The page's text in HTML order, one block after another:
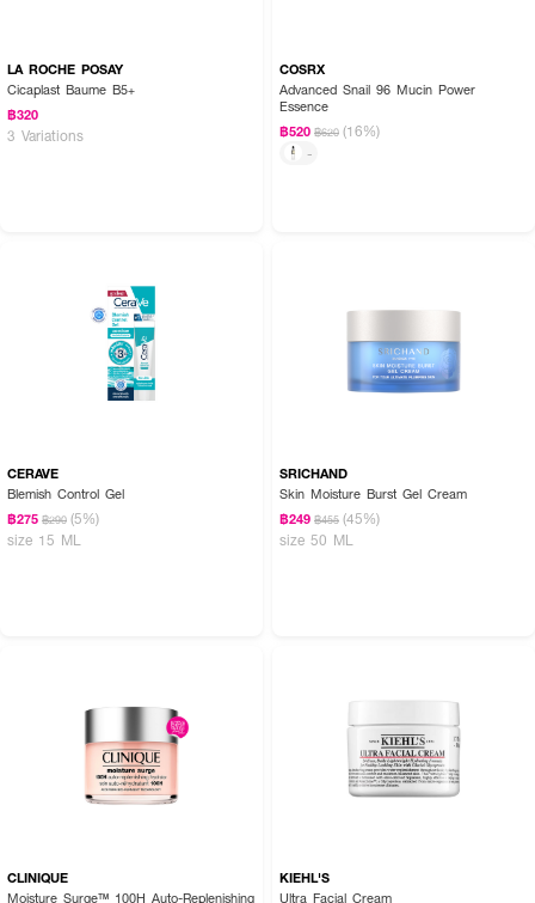
LA ROCHE POSAY
Cicaplast Baume B5+
฿320
3 Variations
COSRX
Advanced Snail 96 Mucin Power
Essence
฿520 ฿620 (16%)
-
CERAVE
Blemish Control Gel
฿275 ฿290 (5%)
size 15 ML
SRICHAND
Skin Moisture Burst Gel Cream
฿249 ฿455 (45%)
size 50 ML
CLINIQUE
Moisture Surge™ 100H Auto-Replenishing
KIEHL'S
Ultra Facial Cream